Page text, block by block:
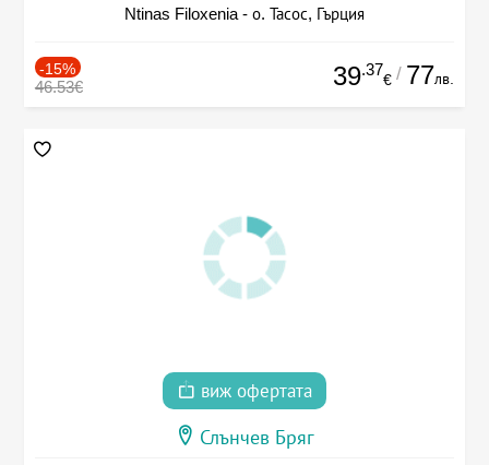
Ntinas Filoxenia - о. Тасос, Гърция
-15%
46.53€ 39.37
€ / 77лв.
виж офертата
Слънчев Бряг